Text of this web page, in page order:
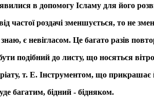
в допомогу Ісламу для його
частої роздачі зменшується, то не
є невігласом. Це багато разів
подібний до листу, що носяться
т. Е. Інструментом, що прикрашає
багатим, бідний - бідняком.